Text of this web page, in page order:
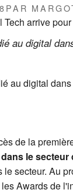
PAR
au digital
au digital
de la
le
le secteur. Au
Awards de